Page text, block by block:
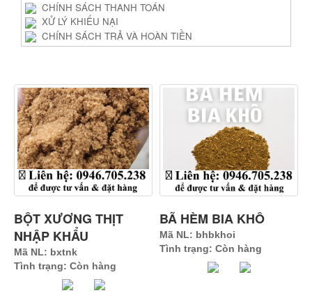
CHÍNH SÁCH THANH TOÁN
XỬ LÝ KHIẾU NẠI
CHÍNH SÁCH TRẢ VÀ HOÀN TIỀN
BỘT XƯƠNG THỊT
NHẬP KHẨU
Mã NL: bxtnk
Tình trạng: Còn hàng
BÃ HÈM BIA KHÔ
Mã NL: bhbkhoi
Tình trạng: Còn hàng